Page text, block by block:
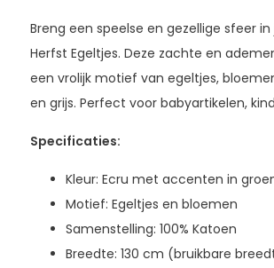
Breng een speelse en gezellige sfeer
Herfst Egeltjes. Deze zachte en
een vrolijk motief van egeltjes,
en grijs. Perfect voor babyartikelen,
Specificaties:
Kleur: Ecru met accenten in
Motief: Egeltjes en bloemen
Samenstelling: 100% Katoen
Breedte: 130 cm (bruikbare